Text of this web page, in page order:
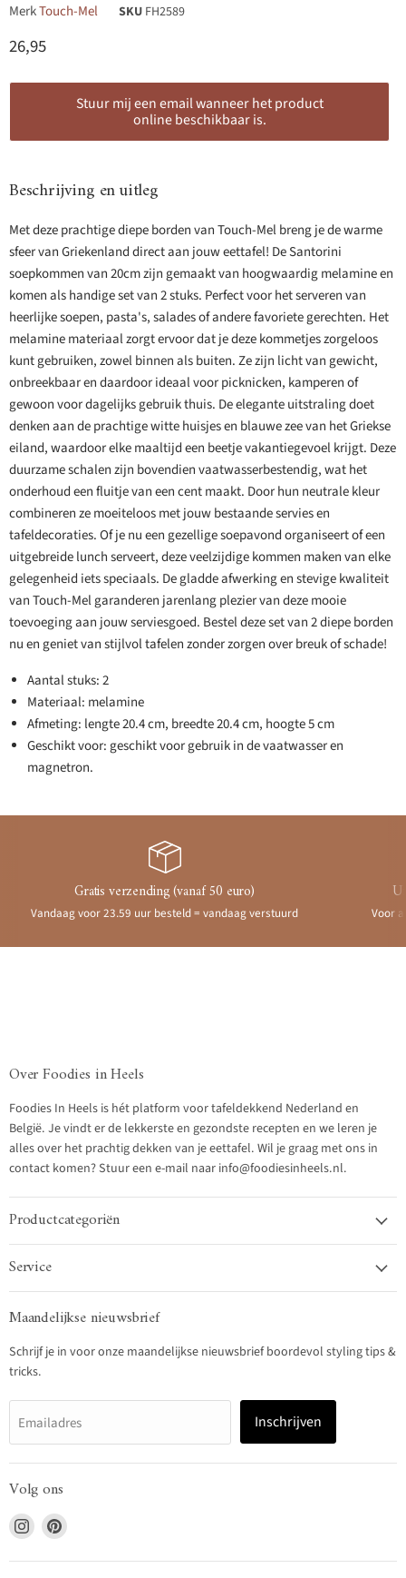
MerkTouch-Mel SKU FH2589
Huidige prijs
26,95
Stuur mij een email wanneer het product
online beschikbaar is.
Beschrijving en uitleg
Met deze prachtige diepe borden van Touch-Mel breng je de warme
sfeer van Griekenland direct aan jouw eettafel! De Santorini
soepkommen van 20cm zijn gemaakt van hoogwaardig melamine en
komen als handige set van 2 stuks. Perfect voor het serveren van
heerlijke soepen, pasta's, salades of andere favoriete gerechten. Het
melamine materiaal zorgt ervoor dat je deze kommetjes zorgeloos
kunt gebruiken, zowel binnen als buiten. Ze zijn licht van gewicht,
onbreekbaar en daardoor ideaal voor picknicken, kamperen of
gewoon voor dagelijks gebruik thuis. De elegante uitstraling doet
denken aan de prachtige witte huisjes en blauwe zee van het Griekse
eiland, waardoor elke maaltijd een beetje vakantiegevoel krijgt. Deze
duurzame schalen zijn bovendien vaatwasserbestendig, wat het
onderhoud een fluitje van een cent maakt. Door hun neutrale kleur
combineren ze moeiteloos met jouw bestaande servies en
tafeldecoraties. Of je nu een gezellige soepavond organiseert of een
uitgebreide lunch serveert, deze veelzijdige kommen maken van elke
gelegenheid iets speciaals. De gladde afwerking en stevige kwaliteit
van Touch-Mel garanderen jarenlang plezier van deze mooie
toevoeging aan jouw serviesgoed. Bestel deze set van 2 diepe borden
nu en geniet van stijlvol tafelen zonder zorgen over breuk of schade!
Aantal stuks: 2
Materiaal: melamine
Afmeting: lengte 20.4 cm, breedte 20.4 cm, hoogte 5 cm
Geschikt voor: geschikt voor gebruik in de vaatwasser en
magnetron.
Gratis verzending (vanaf 50 euro)
Vandaag voor 23.59 uur besteld = vandaag verstuurd Voor
Over Foodies in Heels
Foodies In Heels is hét platform voor tafeldekkend Nederland en
België. Je vindt er de lekkerste en gezondste recepten en we leren je
alles over het prachtig dekken van je eettafel. Wil je graag met ons in
contact komen? Stuur een e-mail naar info@foodiesinheels.nl.
Productcategoriën
Service
Maandelijkse nieuwsbrief
Schrijf je in voor onze maandelijkse nieuwsbrief boordevol styling tips &
tricks.
Emailadres Inschrijven
Volg ons
Vind
ons
op
Vind
op